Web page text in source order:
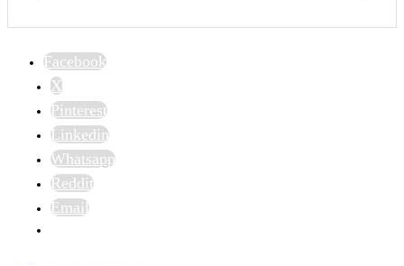
Facebook
X
Pinterest
Linkedin
Whatsapp
Reddit
Email